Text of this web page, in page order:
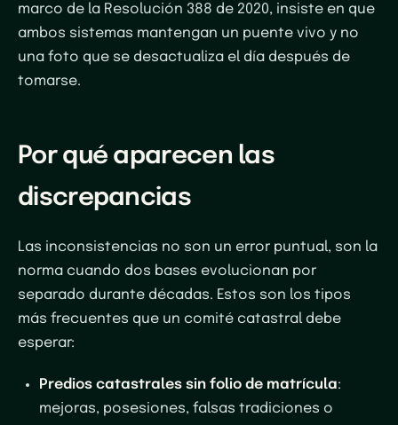
marco de la Resolución 388 de 2020, insiste en que
ambos sistemas mantengan un puente vivo y no
una foto que se desactualiza el día después de
tomarse.
Por qué aparecen las
discrepancias
Las inconsistencias no son un error puntual, son la
norma cuando dos bases evolucionan por
separado durante décadas. Estos son los tipos
más frecuentes que un comité catastral debe
esperar:
Predios catastrales sin folio de matrícula:
mejoras, posesiones, falsas tradiciones o